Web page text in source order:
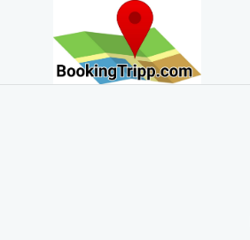
bookingtripp.com